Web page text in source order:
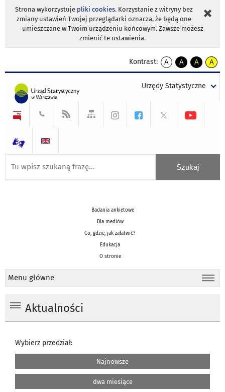
Strona wykorzystuje pliki cookies. Korzystanie z witryny bez
zmiany ustawień Twojej przeglądarki oznacza, że będą one
umieszczane w Twoim urządzeniu końcowym. Zawsze możesz
zmienić te ustawienia.
Kontrast:
A
kontrast
A
kontrast
tekst
czarnym
A
kontrast
tekst
czarnym
A
tekst
żółtym
Urzędy Statystyczne
Badania ankietowe
Dla mediów
Co, gdzie, jak załatwić?
Edukacja
O stronie
Menu główne
Aktualności
Wybierz przedział:
Najnowsze
dwa miesiące